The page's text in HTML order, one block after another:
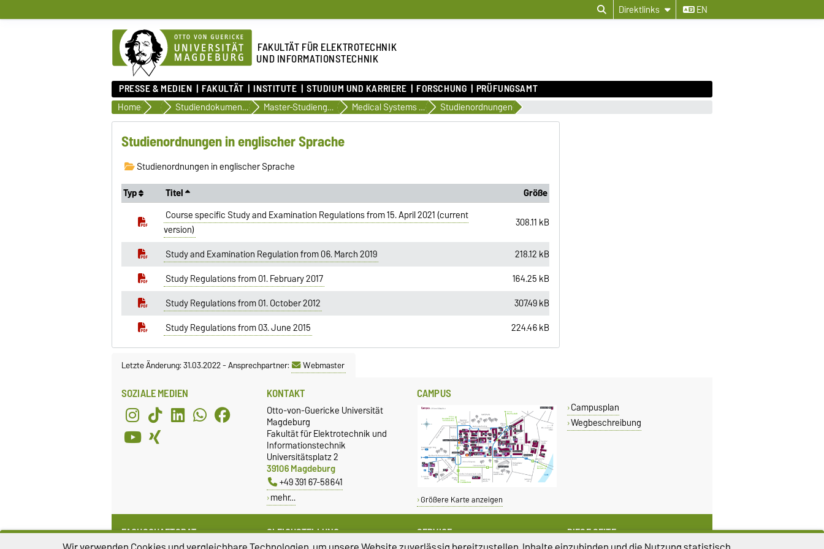
Direktlinks EN
FAKULTÄT FÜR ELEKTROTECHNIK
UND INFORMATIONSTECHNIK
PRESSE & MEDIEN FAKULTÄT INSTITUTE STUDIUM UND KARRIERE FORSCHUNG PRÜFUNGSAMT
Home Organisation des Studiums
Studiendokumente Master-Studiengänge Medical Systems Engineering (englischsprachig) Studienordnungen
Studienordnungen in englischer Sprache
Studienordnungen in englischer Sprache
Typ
Titel
Größe
Course specific Study and Examination Regulations from 15. April 2021 (current
version)
308.11 kB
Study and Examination Regulation from 06. March 2019
218.12 kB
Study Regulations from 01. February 2017
164.25 kB
Study Regulations from 01. October 2012
307.49 kB
Study Regulations from 03. June 2015
224.46 kB
Letzte Änderung: 31.03.2022-Ansprechpartner: Webmaster
SOZIALE MEDIEN KONTAKT
Otto-von-Guericke Universität
Magdeburg
Fakultät für Elektrotechnik und
Informationstechnik
Universitätsplatz 2
39106 Magdeburg
+49 391 67-58641
mehr…
CAMPUS
Größere Karte anzeigen
Campusplan
Wegbeschreibung
FACHSCHAFTSRAT GLEICHSTELLUNG SERVICE DIESE SEITE